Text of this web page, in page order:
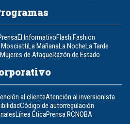
El InformativoFlash Fashion
MosciattiLa MañanaLa NocheLa Tarde
Mujeres de AtaqueRazón de Estado
al clienteAtención al inversionista
Código de autorregulación
Línea ÉticaPrensa RCNOBA